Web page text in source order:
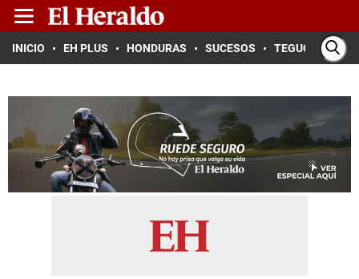
INICIO EH PLUS HONDURAS SUCESOS TEGUCIGALPA